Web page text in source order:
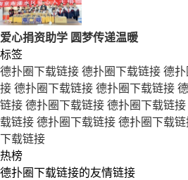
爱心捐资助学 圆梦传递温暖
标签
德扑圈下载链接 德扑圈下载链接 德
接 德扑圈下载链接 德扑圈下载链接
链接 德扑圈下载链接 德扑圈下载链接
载链接 德扑圈下载链接 德扑圈下载链
下载链接
热榜
德扑圈下载链接的友情链接